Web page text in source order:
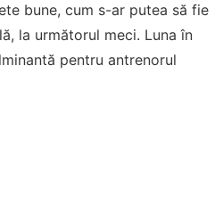
bune, cum s-ar putea să fie
la următorul meci. Luna în
pentru antrenorul